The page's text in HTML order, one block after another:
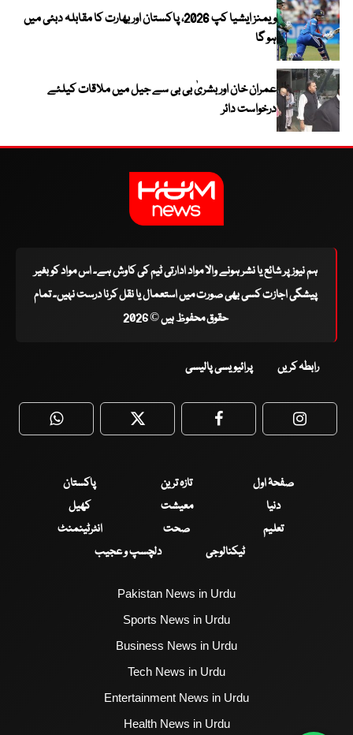
ویمنز ایشیا کپ 2026، پاکستان اور بھارت کا مقابلہ دبئی میں
ہو گا
عمران خان اور بشریٰ بی بی سے جیل میں ملاقات کیلئے
درخواست دائر
ہم نیوز پر شائع یا نشر ہونے والا مواد ادارتی ٹیم کی کاوش ہے۔ اس مواد کو بغیر
پیشگی اجازت کسی بھی صورت میں استعمال یا نقل کرنا درست نہیں۔ تمام
حقوق محفوظ ہیں © 2026
رابطہ کریں پرائیویسی پالیسی
WhatsApp Twitter Facebook
صفحۂ اول تازہ ترین
پاکستان
دنیا
معیشت
کھیل
تعلیم
صحت
انٹرٹینمنٹ
ٹیکنالوجی
دلچسپ و عجیب
Pakistan News in Urdu
Sports News in Urdu
Business News in Urdu
Tech News in Urdu
Entertainment News in Urdu
Health News in Urdu